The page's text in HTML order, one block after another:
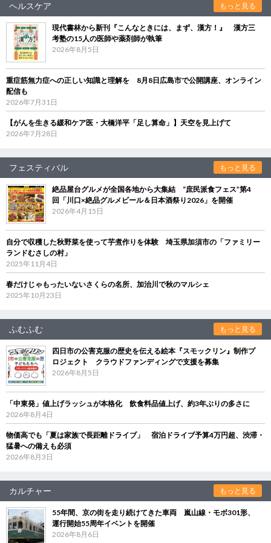
ヘルスケア もっと見る
現代書林から新刊『こんなときには、まず、漢方！』 漢方三
考塾の15人の医師や薬剤師が執筆
2026年8月5日
重症筋無力症への正しい知識と理解を 8月8日広島市で公開講座、オンライン
配信も
2026年7月31日
【がんを生きる緩和ケア医・大橋洋平「足し算命」】天空を見上げて
2026年7月28日
フェスティバル もっと見る
絶品屋台グルメが全国各地から大集結 “庶民派食フェス”第4
回「川口×絶品グルメビール＆日本酒祭り2026」を開催
2026年4月15日
自分で収穫した秋野菜を使って芋煮作りを体験 埼玉県加須市の「ファミリー
ランドむさしの村」
2025年11月4日
春だけじゃもったいないさくらの名所、加治川で秋のマルシェ
2025年10月23日
ふむふむ もっと見る
四日市の公害克服の歴史を伝える絵本『スモックリン』制作プ
ロジェクト クラウドファンディングで支援を募集
2026年8月5日
「中東発」値上げラッシュが本格化 飲食料品値上げ、約3年ぶりの多さに
2026年8月4日
物価高でも「夏は家族で長距離ドライブ」 宿泊ドライブ予算4万円超、渋滞・
猛暑への備えも必須
2026年8月3日
カルチャー もっと見る
55年間、京の街を走り続けてきた車両 嵐山線・モボ301形、
運行開始55周年イベントを開催
2026年8月6日